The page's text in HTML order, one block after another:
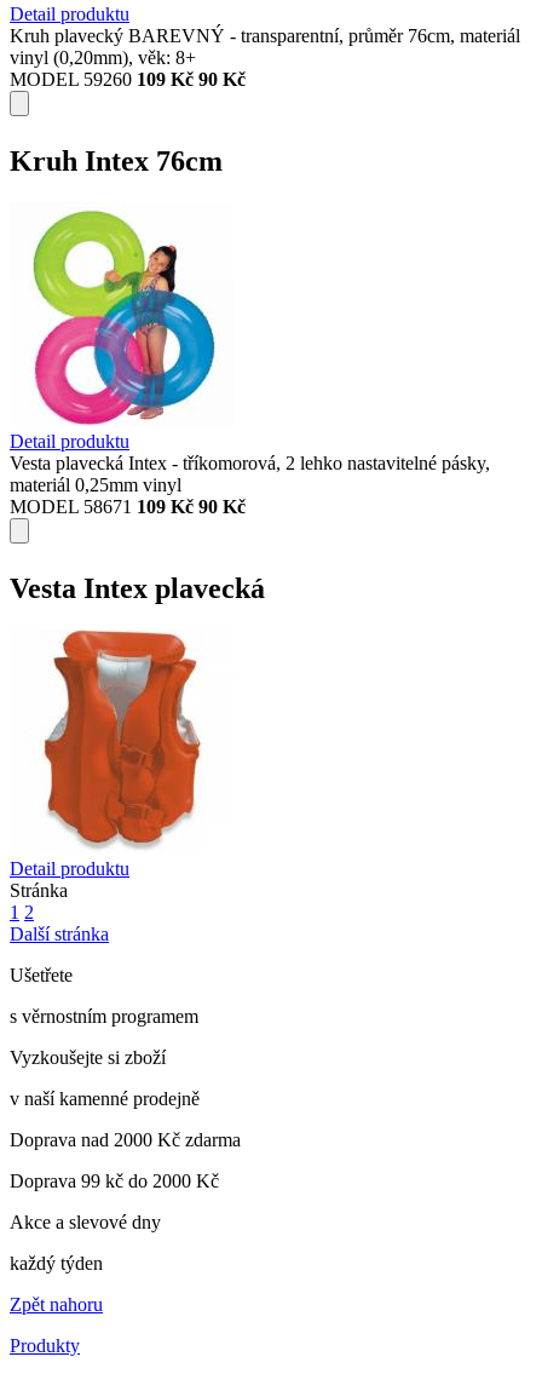
Detail produktu
Kruh plavecký BAREVNÝ - transparentní, průměr 76cm, materiál
vinyl (0,20mm), věk: 8+
MODEL 59260 109 Kč 90 Kč
Kruh Intex 76cm
Detail produktu
Vesta plavecká Intex - tříkomorová, 2 lehko nastavitelné pásky,
materiál 0,25mm vinyl
MODEL 58671 109 Kč 90 Kč
Vesta Intex plavecká
Detail produktu
Stránka
1 2
Další stránka
Ušetřete
s věrnostním programem
Vyzkoušejte si zboží
v naší kamenné prodejně
Doprava nad 2000 Kč zdarma
Doprava 99 kč do 2000 Kč
Akce a slevové dny
každý týden
Zpět nahoru
Produkty